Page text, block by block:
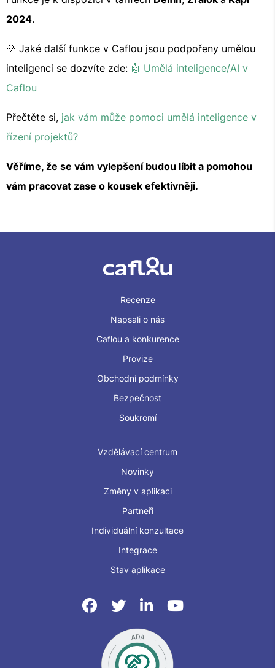
2024.
💡 Jaké další funkce v Caflou jsou podpořeny umělou
inteligenci se dozvíte zde: 🤖 Umělá inteligence/AI v
Caflou
Přečtěte si, jak vám může pomoci umělá inteligence v
řízení projektů?
Věříme, že se vám vylepšení budou líbit a pomohou
vám pracovat zase o kousek efektivněji.
Recenze
Napsali o nás
Caflou a konkurence
Provize
Obchodní podmínky
Bezpečnost
Soukromí
Vzdělávací centrum
Novinky
Změny v aplikaci
Partneři
Individuální konzultace
Integrace
Stav aplikace